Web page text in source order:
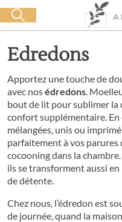
Livraison offerte dès 60€ d'achat
Edredons
Apportez une touche de
avec nosédredons.
bout de lit pour sublimer
confort supplémentaire.
mélangées, unis ou
parfaitement à vos
cocooning dans la
ils se transforment aussi
de détente.
Chez nous, l’édredon est
de journée, quand la